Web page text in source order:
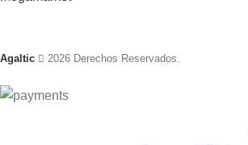
Agaltic 2026 Derechos Reservados.